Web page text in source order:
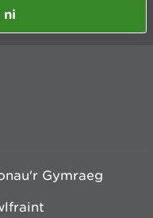
ni
Gymraeg